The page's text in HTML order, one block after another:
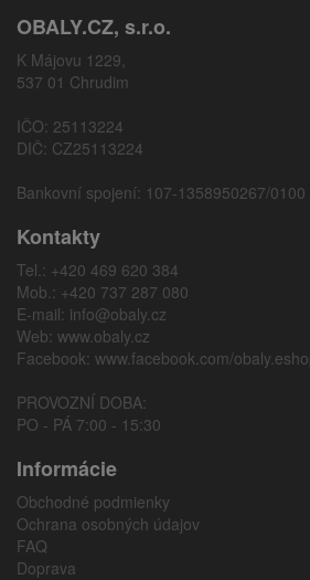
OBALY.CZ, s.r.o.
K Májovu 1229,
537 01 Chrudim
IČO: 25113224
DIČ: CZ25113224
Bankovní spojení: 107-1358950267/0100
Kontakty
Tel.: +420 469 620 384
Mob.: +420 737 287 080
E-mail: info@obaly.cz
Web: www.obaly.cz
Facebook: www.facebook.com/
PROVOZNÍ DOBA:
PO - PÁ 7:00 - 15:30
Informácie
Obchodné podmienky
Ochrana osobných údajov
FAQ
Doprava